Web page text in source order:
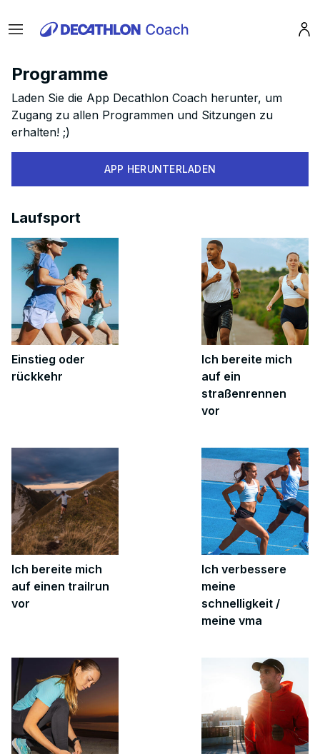
Menu
Programme
Laden Sie die App Decathlon Coach herunter, um
Zugang zu allen Programmen und Sitzungen zu
erhalten! ;)
APP HERUNTERLADEN
Laufsport
Einstieg oder
rückkehr
Ich bereite mich
auf ein
straßenrennen
vor
Ich bereite mich
auf einen trailrun
vor
Ich verbessere
meine
schnelligkeit /
meine vma